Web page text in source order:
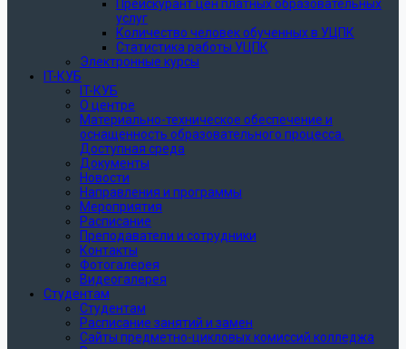
Прейскурант цен платных образовательных
услуг
Количество человек обученных в УЦПК
Статистика работы УЦПК
Электронные курсы
IT-КУБ
IT-КУБ
О центре
Материально-техническое обеспечение и
оснащенность образовательного процесса.
Доступная среда
Документы
Новости
Направления и программы
Мероприятия
Расписание
Преподаватели и сотрудники
Контакты
Фотогалерея
Видеогалерея
Студентам
Студентам
Расписание занятий и замен
Сайты предметно-цикловых комиссий колледжа